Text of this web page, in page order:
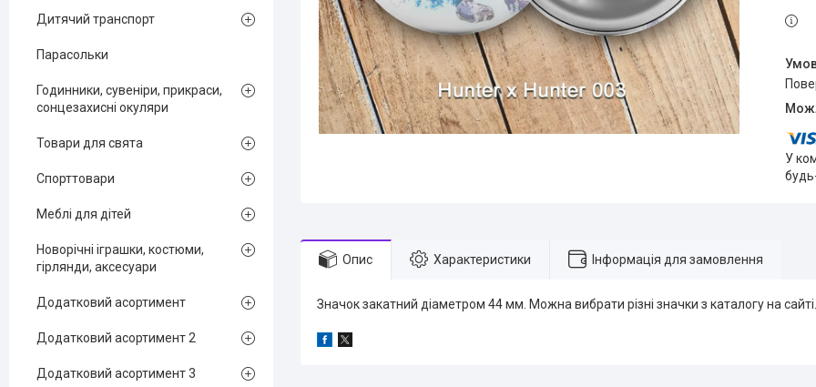
У
Опис Характеристики Інформація для замовлення
Значок закатний діаметром 44 мм. Можна вибрати різні значки з каталогу на сайті.
Дитячий транспорт
Парасольки
Годинники, сувеніри, прикраси,
сонцезахисні окуляри
Товари для свята
Спорттовари
Меблі для дітей
Новорічні іграшки, костюми,
гірлянди, аксесуари
Додатковий асортимент
Додатковий асортимент 2
Додатковий асортимент 3